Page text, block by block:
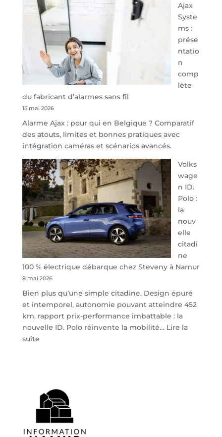
40
minutes
de
Namur,
Steveny
Park
redessine
de
parking
sécurisé
à
l’aéroport
de
Charleroi
Ajax
Syste
ms :
prése
ntatio
n
comp
lète
du fabricant d’alarmes sans fil
15 mai 2026
Alarme Ajax : pour qui en Belgique ? Comparatif
des atouts, limites et bonnes pratiques avec
intégration caméras et scénarios avancés.
Volks
wage
n ID.
Polo :
la
nouv
elle
citadi
ne
100 % électrique débarque chez Steveny à Namur
8 mai 2026
Bien plus qu’une simple citadine. Design épuré
et intemporel, autonomie pouvant atteindre 452
km, rapport prix-performance imbattable : la
nouvelle ID. Polo réinvente la mobilité… Lire la
suite:
la
nouvelle
citadine
100